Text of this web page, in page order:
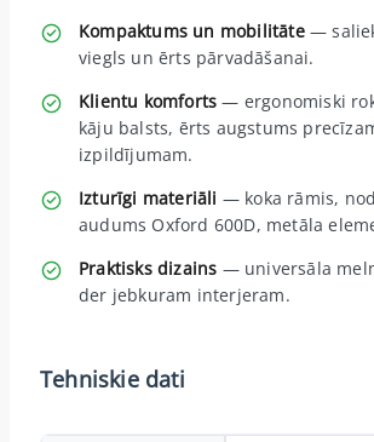
Kompaktums un mobilitāte—
viegls un ērts pārvadāšanai.
Klientu komforts — ergonomiski
kāju balsts, ērts augstums
izpildījumam.
Izturīgi materiāli — koka rāmis,
audums Oxford 600D, metāla
Praktisks dizains — universāla
der jebkuram interjeram.
Tehniskie dati